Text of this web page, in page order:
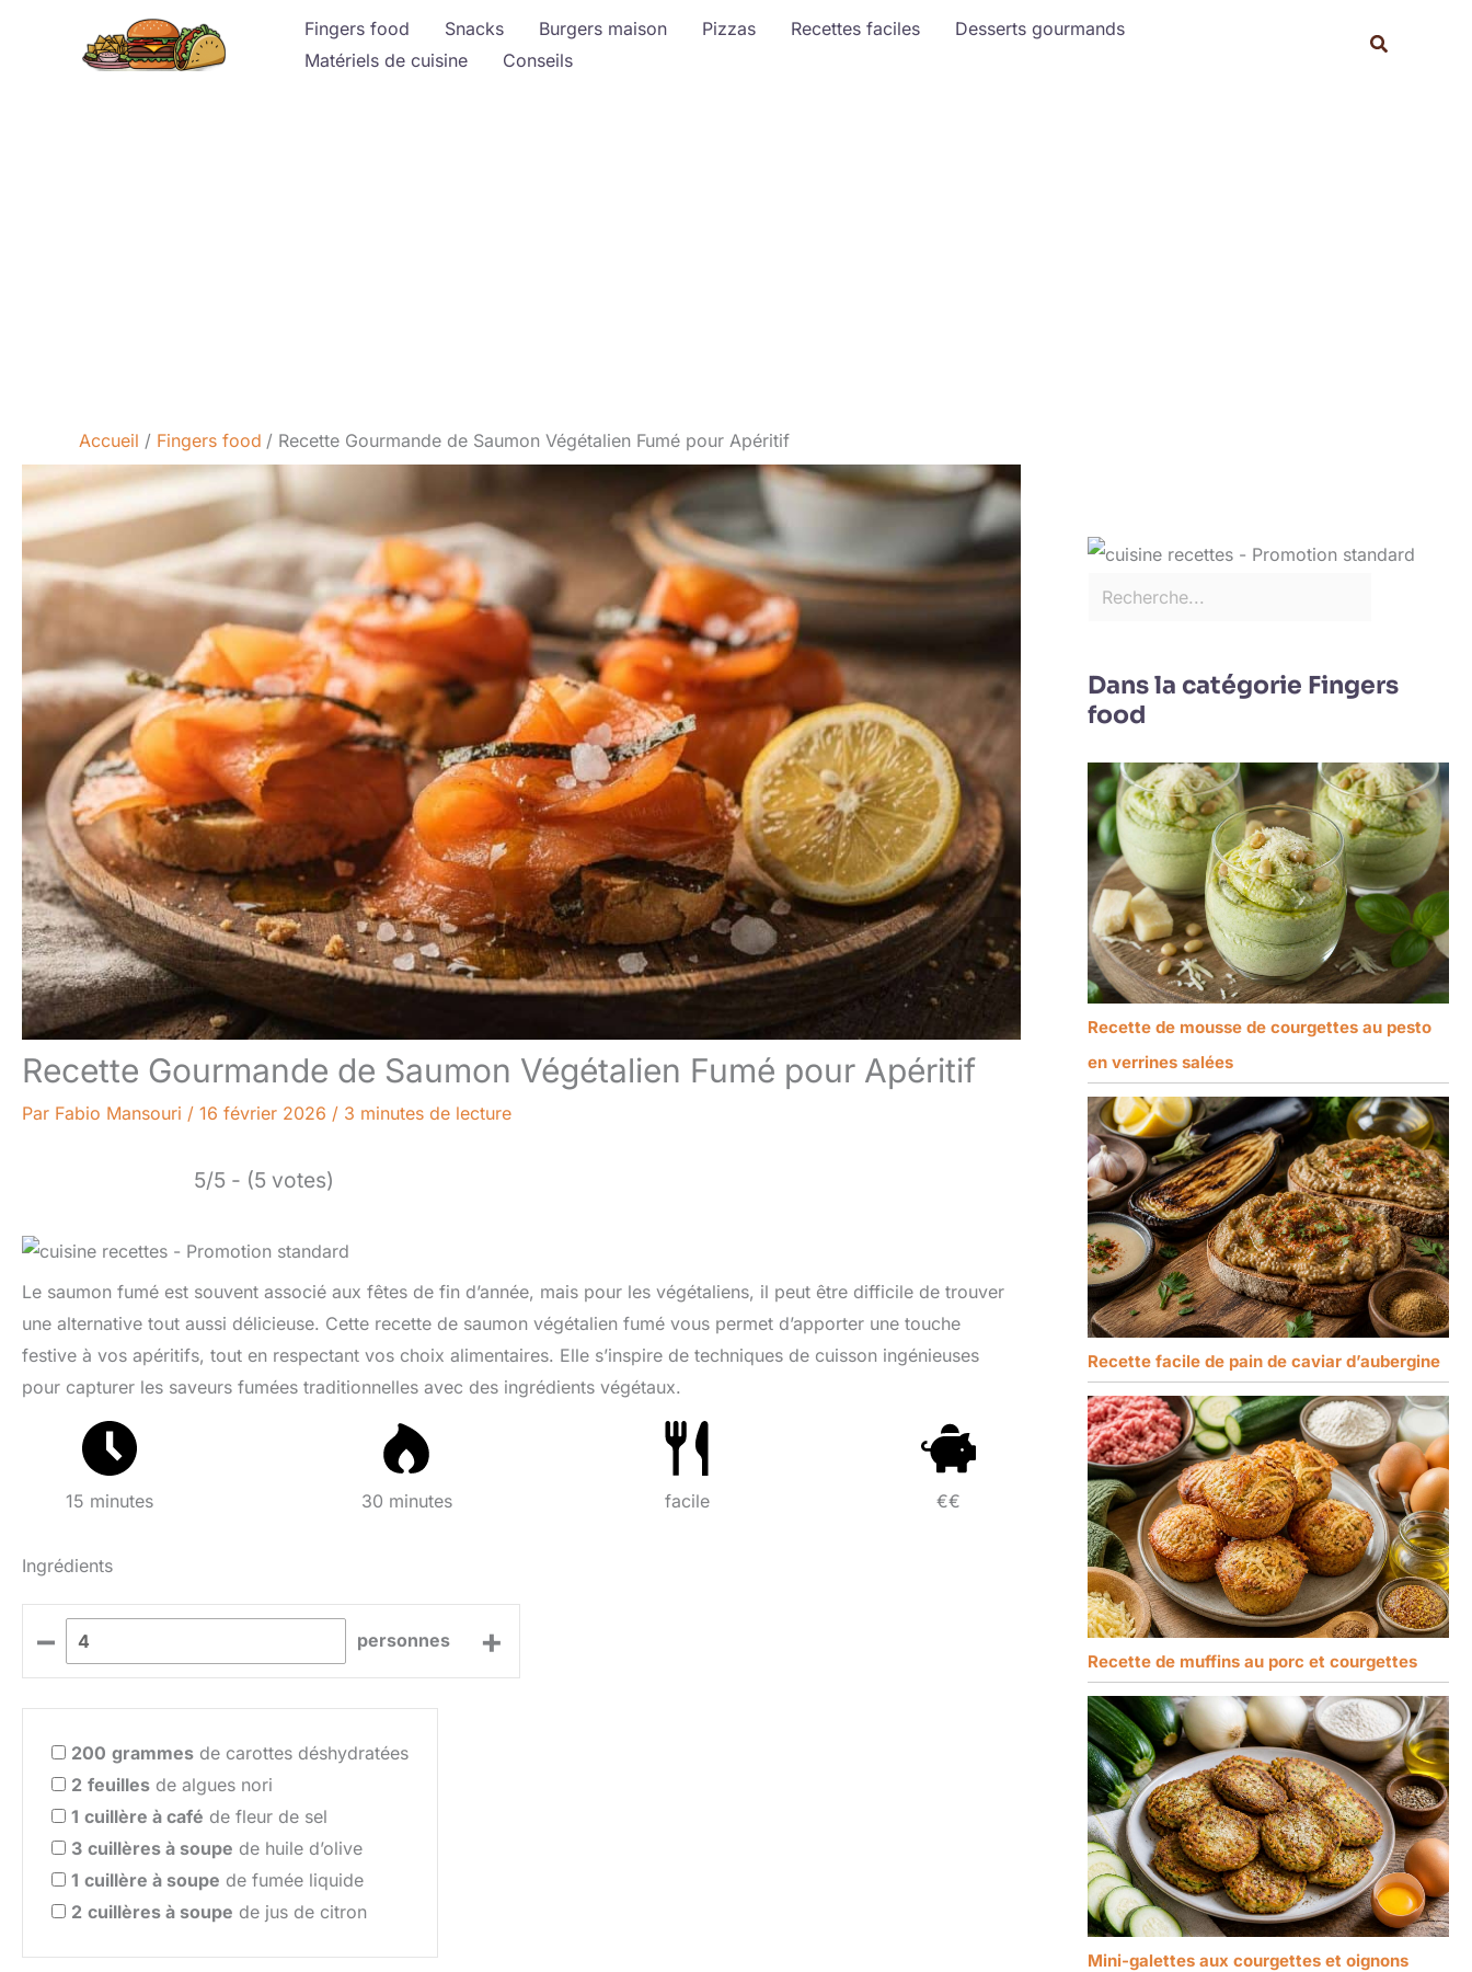
Fingers food Snacks Burgers maison Pizzas Recettes faciles
Desserts gourmands
Matériels de cuisine
Conseils
Accueil Fingers food Recette Gourmande de Saumon Végétalien Fumé pour Apéritif
Recette Gourmande de Saumon Végétalien Fumé pour Apéritif
Par Fabio Mansouri / 16 février 2026 / 3 minutes de lecture
5/5 - (5 votes)
Le saumon fumé est souvent associé aux fêtes de fin d’année, mais pour les végétaliens, il peut être difficile de trouver
une alternative tout aussi délicieuse. Cette recette de saumon végétalien fumé vous permet d’apporter une touche
festive à vos apéritifs, tout en respectant vos choix alimentaires. Elle s’inspire de techniques de cuisson ingénieuses
pour capturer les saveurs fumées traditionnelles avec des ingrédients végétaux.
15 minutes 30 minutes facile €€
Ingrédients
– personnes +
200 grammes de carottes déshydratées
2 feuilles de algues nori
1 cuillère à café de fleur de sel
3 cuillères à soupe de huile d’olive
1 cuillère à soupe de fumée liquide
2 cuillères à soupe de jus de citron
Rechercher
Dans la catégorie Fingers
food
Recette de mousse de courgettes au pesto
en verrines salées
Recette facile de pain de caviar d’aubergine
Recette de muffins au porc et courgettes
Mini-galettes aux courgettes et oignons